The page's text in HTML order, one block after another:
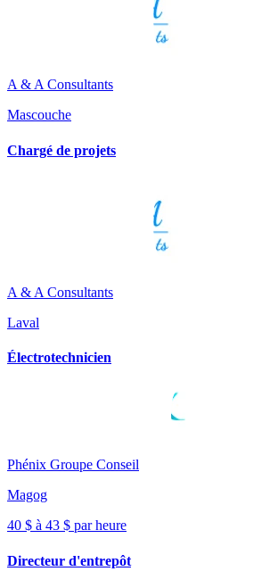
A & A Consultants
Mascouche
Chargé de projets
A & A Consultants
Laval
Électrotechnicien
Phénix Groupe Conseil
Magog
40 $ à 43 $ par heure
Directeur d'entrepôt